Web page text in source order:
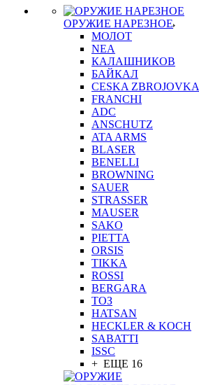
ОРУЖИЕ НАРЕЗНОЕ
МОЛОТ
NEA
КАЛАШНИКОВ
БАЙКАЛ
CESKA ZBROJOVKA
FRANCHI
ADC
ANSCHUTZ
ATA ARMS
BLASER
BENELLI
BROWNING
SAUER
STRASSER
MAUSER
SAKO
PIETTA
ORSIS
TIKKA
ROSSI
BERGARA
ТОЗ
HATSAN
HECKLER & KOCH
SABATTI
ISSC
+ ЕЩЕ 16